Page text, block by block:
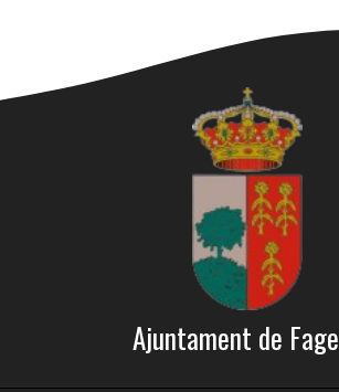
Ajuntament de